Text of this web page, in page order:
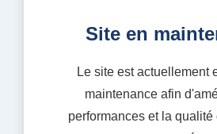
Site en
Le site est actuellement
maintenance afin
performances et la